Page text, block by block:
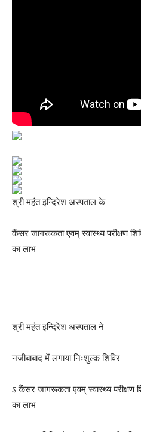
श्री महंत इन्दिरेश अस्पताल के
कैंसर जागरूकता एवम् स्वास्थ्य परीक्षण
का लाभ
श्री महंत इन्दिरेश अस्पताल ने
नजीबाबाद में लगाया निःशुल्क शिविर
ऽ कैंसर जागरूकता एवम् स्वास्थ्य परीक्षण
का लाभ